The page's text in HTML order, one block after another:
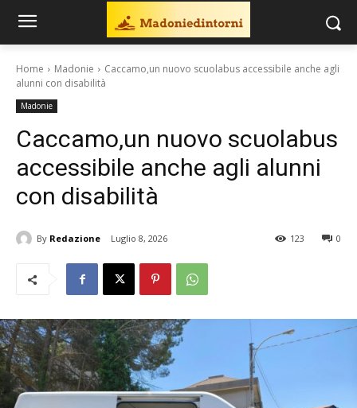
Home Madonie
Caccamo,un nuovo scuolabus accessibile anche agli
alunni con disabilità
Madonie
Caccamo,un nuovo scuolabus
accessibile anche agli alunni
con disabilità
By Redazione Luglio 8, 2026 0
123